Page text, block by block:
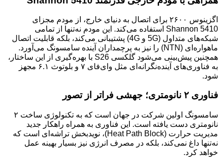
اگزینوس ۲۶۰۰ برای اتصال به دنیای خارج، از مودم مجزای
Shannon 5410 استفاده می‌کند. این مودم نه‌تنها از تمامی
شبکه‌های متداول (5G و 4G) پشتیبانی می‌کند، بلکه قابلیت اتصال
ماهواره‌ای (NTN) را نیز به پرچمداران آینده سامسونگ می‌آورد.
همچنین پیش‌بینی می‌شود گلکسی S26 با بهره‌گیری از این ساختار،
به فناوری‌های آینده‌نگرانه‌ای مثل وای‌فای ۷ و بلوتوث ۶.۱ مجهز
شود.
فناوری ۲ نانومتری؛ جهشی فراتر از تصور
سامسونگ اولین شرکت در جهان است که به تکنولوژی ساخت ۲
نانومتری دست یافته است. این فناوری به همراه راهکار جدید
مدیریت حرارت (Heat Path Block)، نویدبخش تراشه‌ای است که
نه‌تنها داغ نمی‌کند، بلکه در مصرف انرژی نیز بسیار بهینه عمل
خواهد کرد.